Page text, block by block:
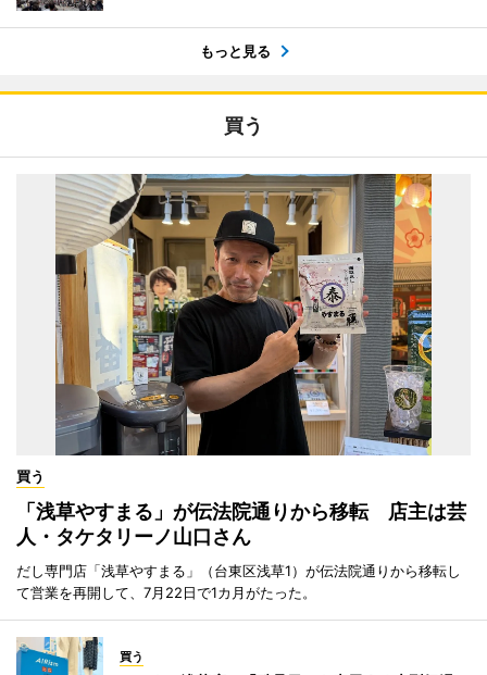
もっと見る
買う
買う
「浅草やすまる」が伝法院通りから移転 店主は芸
人・タケタリーノ山口さん
だし専門店「浅草やすまる」（台東区浅草1）が伝法院通りから移転し
て営業を再開して、7月22日で1カ月がたった。
買う